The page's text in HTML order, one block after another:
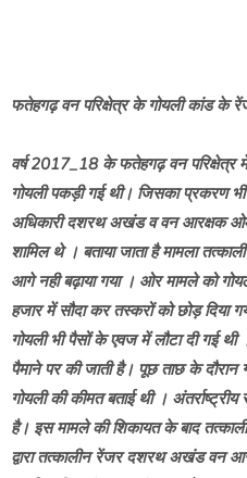
फतेहगढ़ वन परिक्षेत्र के गोयली कांड के
वर्ष 2017_18 के फतेहगढ़ वन परिक्षेत्र
गोयली पकड़ी गई थी। जिसका प्रकरण
अधिकारी दशरथ अखंड व वन आरक्षक
शामिल थे । बताया जाता है मामला
आगे नही बढ़ाया गया । ओर मामले को
हजार में सौदा कर तस्करों को छोड़ दिया
गोयली भी पैसों के एवज में लौटा दी गई
पैमाने पर की जाती है। पूछ ताछ के
गोयली की कीमत बताई थी ।
है। इस मामले की शिकायत के बाद
द्वारा तत्कालीन रेंजर दशरथ अखंड वन